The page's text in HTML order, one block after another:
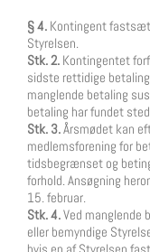
§ 4. Kontingent
Styrelsen.
Stk. 2. Kontingentet
sidste rettidige
manglende betaling
betaling har fundet sted.
Stk. 3.Årsmødet kan
medlemsforening for
tidsbegrænset og
forhold. Ansøgning
15. februar.
Stk. 4.Ved manglende
eller bemyndige